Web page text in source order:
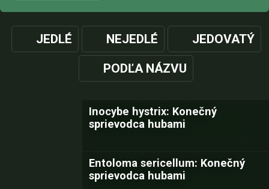
JEDLÉ NEJEDLÉ JEDOVATÝ
PODĽA NÁZVU
Inocybe hystrix: Konečný
sprievodca hubami
Entoloma sericellum: Konečný
sprievodca hubami